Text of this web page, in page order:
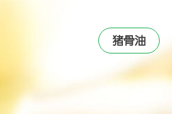
猪骨油